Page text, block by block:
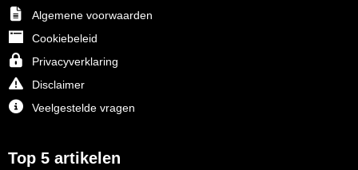
Algemene voorwaarden
Cookiebeleid
Privacyverklaring
Disclaimer
Veelgestelde vragen
Top 5 artikelen